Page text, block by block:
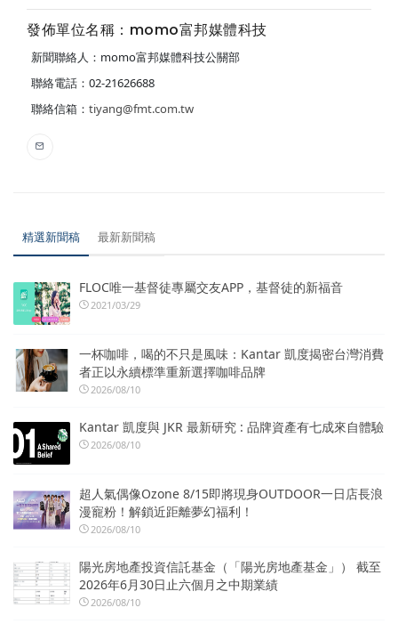
發佈單位名稱：momo富邦媒體科技
新聞聯絡人：momo富邦媒體科技公關部
聯絡電話：02-21626688
聯絡信箱： tiyang@fmt.com.tw
精選新聞稿 最新新聞稿
FLOC唯一基督徒專屬交友APP，基督徒的新福音
2021/03/29
一杯咖啡，喝的不只是風味：Kantar 凱度揭密台灣消費
者正以永續標準重新選擇咖啡品牌
2026/08/10
Kantar 凱度與 JKR 最新研究 : 品牌資產有七成來自體驗
2026/08/10
超人氣偶像Ozone 8/15即將現身OUTDOOR一日店長浪
漫寵粉！解鎖近距離夢幻福利！
2026/08/10
陽光房地產投資信託基金（「陽光房地產基金」） 截至
2026年6月30日止六個月之中期業績
2026/08/10